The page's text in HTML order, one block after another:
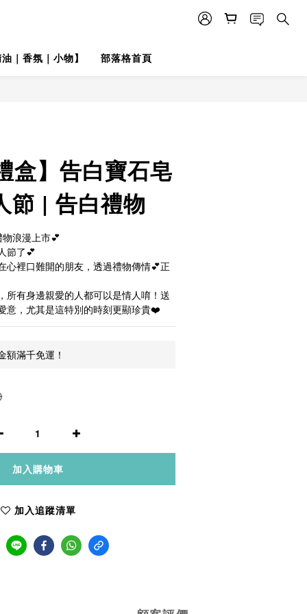
｜香氛｜小物】 部落格首頁
盒】告白寶石皂
節 | 告白禮物
浪漫上市💕
節了💕
心裡口難開的朋友，透過禮物傳情💕正
所有身邊親愛的人都可以是情人唷！送
意，尤其是這特別的時刻更顯珍貴❤️
額滿千免運！
加入購物車
加入追蹤清單